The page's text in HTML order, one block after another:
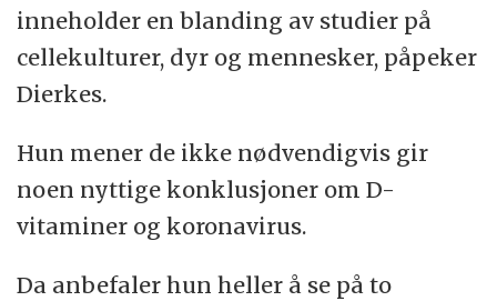
inneholder en blanding av studier på
cellekulturer, dyr og mennesker, påpeker
Dierkes.
Hun mener de ikke nødvendigvis gir
noen nyttige konklusjoner om D-
vitaminer og koronavirus.
Da anbefaler hun heller å se på to